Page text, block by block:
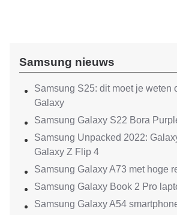
Samsung nieuws
Samsung S25: dit moet je weten
Galaxy
Samsung Galaxy S22 Bora
Samsung Unpacked 2022:
Galaxy Z Flip 4
Samsung Galaxy A73 met hoge
Samsung Galaxy Book 2 Pro
Samsung Galaxy A54